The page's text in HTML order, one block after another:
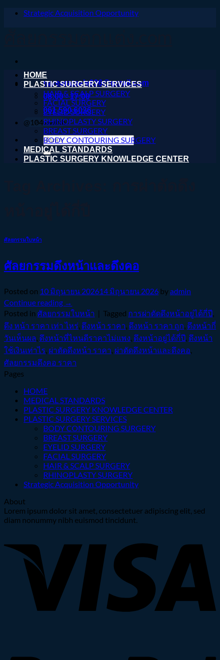
ข้าม
Strategic Acquisition Opportunity
nareeratsale936@gmail.com
08:00 - 17:00
061 590 6036
@104wwihb
ค้นหา:
HOME
PLASTIC SURGERY SERVICES
HAIR & SCALP SURGERY
FACIAL SURGERY
EYELID SURGERY
RHINOPLASTY SURGERY
BREAST SURGERY
BODY CONTOURING SURGERY
MEDICAL STANDARDS
PLASTIC SURGERY KNOWLEDGE CENTER
ศัลยกรรมใบหน้า
ศัลยกรรมดึงหน้าและดึงคอ
Posted on 10 มิถุนายน 202614 มิถุนายน 2026 byadmin
Continue reading →
Posted in ศัลยกรรมใบหน้า | Tagged การผ่าตัดดึงหน้าอยู่ได้กี่ปี,
ดึง หน้า ราคา เท่า ไหร่, ดึงหน้า ราคา, ดึงหน้า ราคา ถูก, ดึงหน้ากี่
วันเห็นผล, ดึงหน้าที่ไหนดีราคาไม่แพง, ดึงหน้าอยู่ได้กี่ปี, ดึงหน้า
ใช้เงินเท่าไร, ผ่าตัดดึงหน้า ราคา, ผ่าตัดดึงหน้าและดึงคอ,
ศัลยกรรมดึงคอ ราคา
Pages
HOME
MEDICAL STANDARDS
PLASTIC SURGERY KNOWLEDGE CENTER
PLASTIC SURGERY SERVICES
BODY CONTOURING SURGERY
BREAST SURGERY
EYELID SURGERY
FACIAL SURGERY
HAIR & SCALP SURGERY
RHINOPLASTY SURGERY
Strategic Acquisition Opportunity
About
Lorem ipsum dolor sit amet, consectetuer adipiscing elit, sed
diam nonummy nibh euismod tincidunt.